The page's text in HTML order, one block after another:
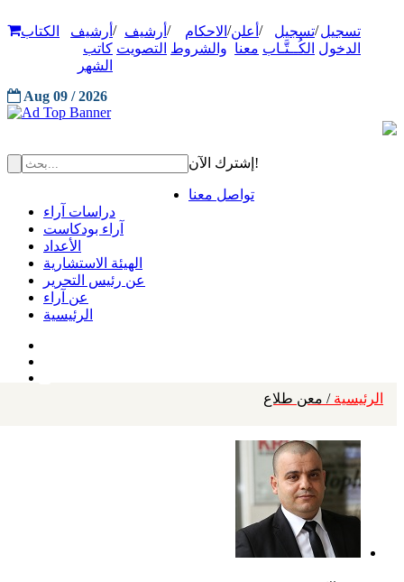
تسجيل
الدخول
/تسجيل
الكُــتَّـاب
/ أعلن
معنا
/ الاحكام
والشروط
/ أرشيف
التصويت
/ أرشيف
كاتب
الشهر
الكتاب
Aug 09 / 2026
إشترك الآن!
تواصل معنا
دراسات آراء
آراء بودكاست
الأعداد
الهيئة الاستشارية
عن رئيس التحرير
عن آراء
الرئيسية
الرئيسية / معن طلاع